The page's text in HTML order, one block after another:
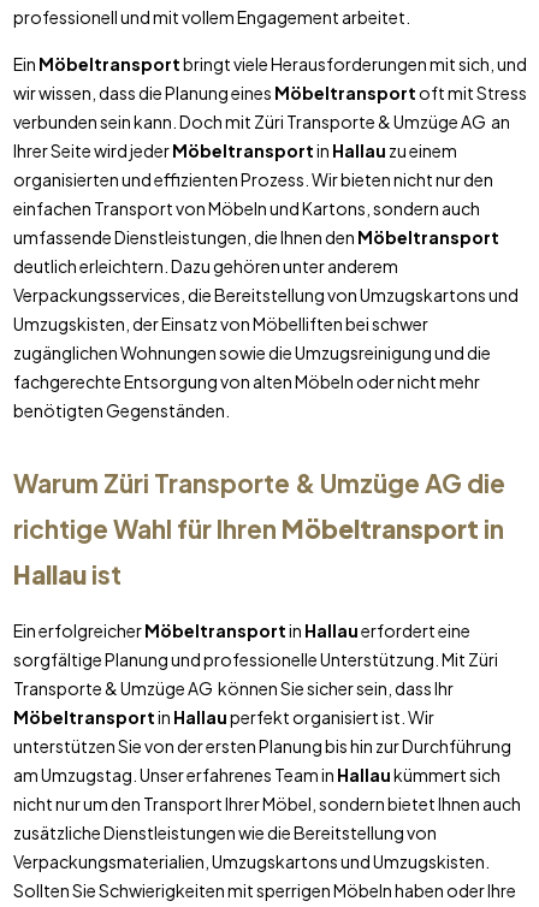
professionell und mit vollem Engagement arbeitet.
Ein Möbeltransportbringt viele Herausforderungen mit sich, und
wir wissen, dass die Planung eines Möbeltransportoft mit Stress
verbunden sein kann. Doch mit Züri Transporte & Umzüge AG an
Ihrer Seite wird jederMöbeltransportin Hallau zu einem
organisierten und effizienten Prozess. Wir bieten nicht nur den
einfachen Transport von Möbeln und Kartons, sondern auch
umfassende Dienstleistungen, die Ihnen den Möbeltransport
deutlich erleichtern. Dazu gehören unter anderem
Verpackungsservices, die Bereitstellung von Umzugskartons und
Umzugskisten, der Einsatz von Möbelliften bei schwer
zugänglichen Wohnungen sowie die Umzugsreinigung und die
fachgerechte Entsorgung von alten Möbeln oder nicht mehr
benötigten Gegenständen.
Warum Züri Transporte & Umzüge AG die
richtige Wahl für Ihren Möbeltransport in
Hallauist
Ein erfolgreicherMöbeltransportin Hallauerfordert eine
sorgfältige Planung und professionelle Unterstützung. Mit Züri
Transporte & Umzüge AG können Sie sicher sein, dass Ihr
Möbeltransportin Hallauperfekt organisiert ist. Wir
unterstützen Sie von der ersten Planung bis hin zur Durchführung
am Umzugstag. Unser erfahrenes Team in Hallaukümmert sich
nicht nur um den Transport Ihrer Möbel, sondern bietet Ihnen auch
zusätzliche Dienstleistungen wie die Bereitstellung von
Verpackungsmaterialien, Umzugskartons und Umzugskisten.
Sollten Sie Schwierigkeiten mit sperrigen Möbeln haben oder Ihre